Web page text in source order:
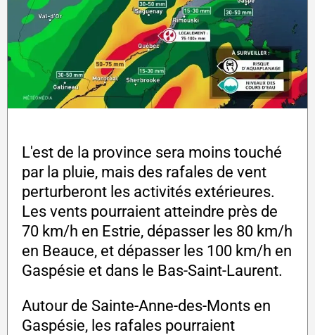
L'est de la province sera moins touché
par la pluie, mais des rafales de vent
perturberont les activités extérieures.
Les vents pourraient atteindre près de
70 km/h en Estrie, dépasser les 80 km/h
en Beauce, et dépasser les 100 km/h en
Gaspésie et dans le Bas-Saint-Laurent.
Autour de Sainte-Anne-des-Monts en
Gaspésie, les rafales pourraient